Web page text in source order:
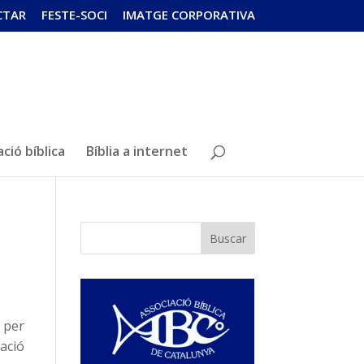
FESTE-SOCI IMATGE CORPORATIVA
bíblica Bíblia a internet
per
Buscar